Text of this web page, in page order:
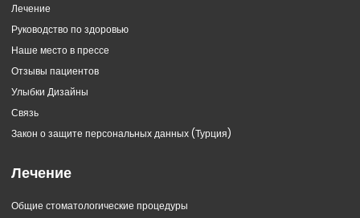
Лечение
Руководство по здоровью
Наше место в прессе
Отзывы пациентов
Улыбки Дизайны
Связь
Закон о защите персональных данных (Турция)
Лечение
Общие стоматологические процедуры